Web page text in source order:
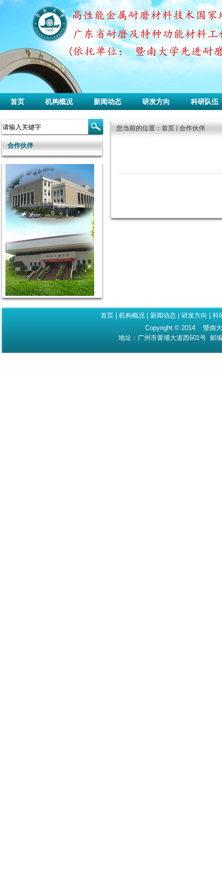
首页 机构概况 新闻动态 研发方向 科研队伍
合作伙伴
您当前的位置： 首页 合作伙伴
首页 |机构概况 新闻动态 |研发方向 |科
Copyright © 2014 暨南
地址：广州市黄埔大道西601号 邮